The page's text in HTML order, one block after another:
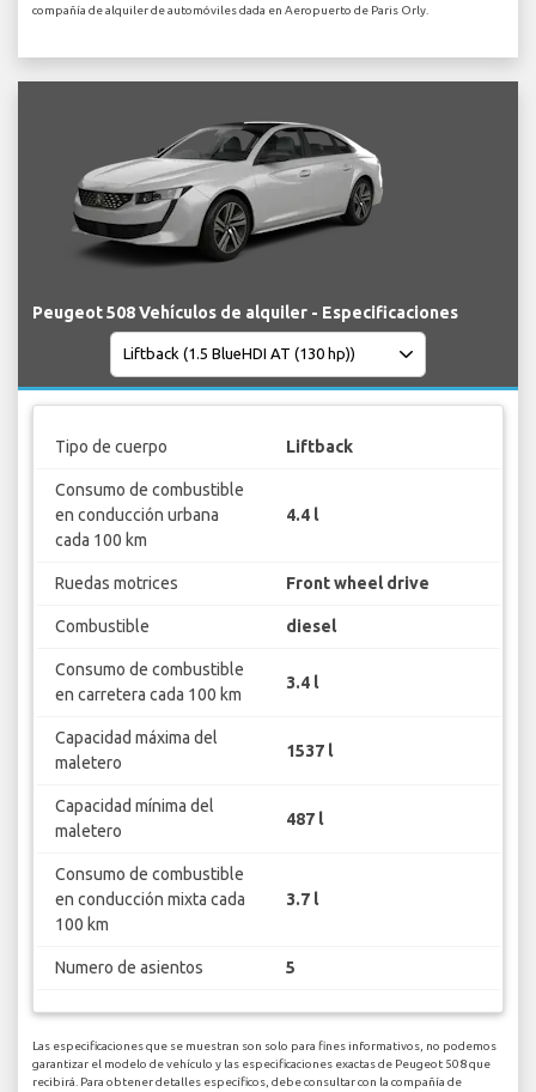
compañía de alquiler de automóviles dada en Aeropuerto de Paris Orly.
Peugeot 508 Vehículos de alquiler - Especificaciones
Tipo de cuerpo Liftback
Consumo de combustible
en conducción urbana
cada 100 km
4.4 l
Ruedas motrices Front wheel drive
Combustible diesel
Consumo de combustible
en carretera cada 100 km
3.4 l
Capacidad máxima del
maletero
1537 l
Capacidad mínima del
maletero
487 l
Consumo de combustible
en conducción mixta cada
100 km
3.7 l
Numero de asientos 5
Las especificaciones que se muestran son solo para fines informativos, no podemos
garantizar el modelo de vehículo y las especificaciones exactas de Peugeot 508 que
recibirá. Para obtener detalles específicos, debe consultar con la compañía de